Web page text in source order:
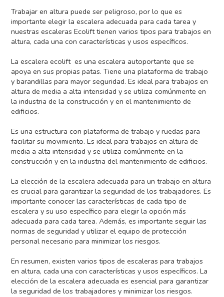
Trabajar en altura puede ser peligroso, por lo que es
importante elegir la escalera adecuada para cada tarea y
nuestras escaleras Ecolift tienen varios tipos para trabajos en
altura, cada una con características y usos específicos.
La escalera ecolift es una escalera autoportante que se
apoya en sus propias patas. Tiene una plataforma de trabajo
y barandillas para mayor seguridad. Es ideal para trabajos en
altura de media a alta intensidad y se utiliza comúnmente en
la industria de la construcción y en el mantenimiento de
edificios.
Es una estructura con plataforma de trabajo y ruedas para
facilitar su movimiento. Es ideal para trabajos en altura de
media a alta intensidad y se utiliza comúnmente en la
construcción y en la industria del mantenimiento de edificios.
La elección de la escalera adecuada para un trabajo en altura
es crucial para garantizar la seguridad de los trabajadores. Es
importante conocer las características de cada tipo de
escalera y su uso específico para elegir la opción más
adecuada para cada tarea. Además, es importante seguir las
normas de seguridad y utilizar el equipo de protección
personal necesario para minimizar los riesgos.
En resumen, existen varios tipos de escaleras para trabajos
en altura, cada una con características y usos específicos. La
elección de la escalera adecuada es esencial para garantizar
la seguridad de los trabajadores y minimizar los riesgos.